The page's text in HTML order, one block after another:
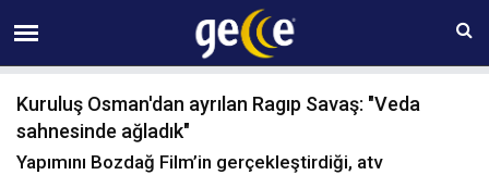
09 AĞUSTOS Pazar 16:19
Kuruluş Osman'dan ayrılan Ragıp Savaş: "Veda
sahnesinde ağladık"
Yapımını Bozdağ Film’in gerçekleştirdiği, atv